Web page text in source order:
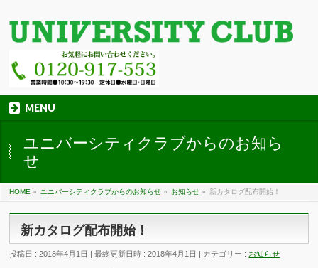
MENU
ユニバーシティクラブからのお知ら
せ
HOME » ユニバーシティクラブからのお知らせ » お知らせ » 新カタログ配布開始！
新カタログ配布開始！
投稿日 : 2018年4月1日 最終更新日時 : 2018年4月1日 カテゴリー : お知らせ